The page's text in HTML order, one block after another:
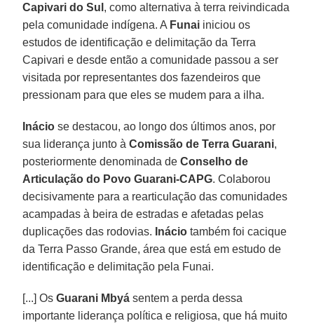
Capivari do Sul , como alternativa à terra reivindicada
pela comunidade indígena. A Funai iniciou os
estudos de identificação e delimitação da Terra
Capivari e desde então a comunidade passou a ser
visitada por representantes dos fazendeiros que
pressionam para que eles se mudem para a ilha.
Inácio se destacou, ao longo dos últimos anos, por
sua liderança junto àComissão de Terra Guarani,
posteriormente denominada deConselho de
Articulação do Povo Guarani-CAPG. Colaborou
decisivamente para a rearticulação das comunidades
acampadas à beira de estradas e afetadas pelas
duplicações das rodovias. Inácio também foi cacique
da Terra Passo Grande, área que está em estudo de
identificação e delimitação pela Funai.
[...] OsGuarani Mbyá sentem a perda dessa
importante liderança política e religiosa, que há muito